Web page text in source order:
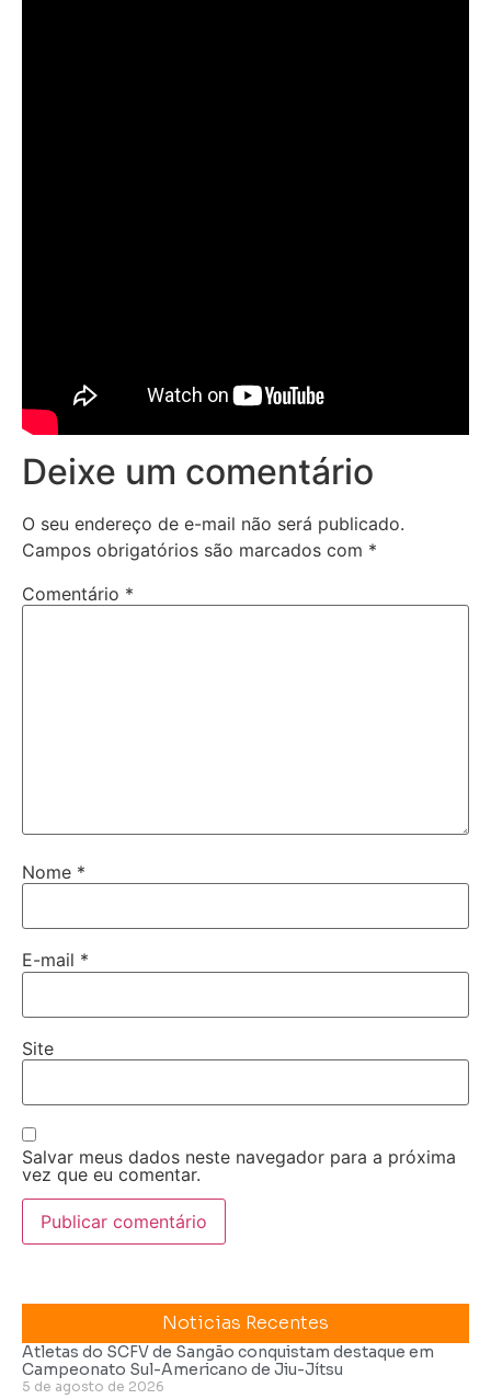
Deixe um comentário
O seu endereço de e-mail não será publicado.
Campos obrigatórios são marcados com *
Comentário *
Nome *
E-mail *
Site
Salvar meus dados neste navegador para a próxima
vez que eu comentar.
Noticias Recentes
Atletas do SCFV de Sangão conquistam destaque em
Campeonato Sul-Americano de Jiu-Jítsu
5 de agosto de 2026